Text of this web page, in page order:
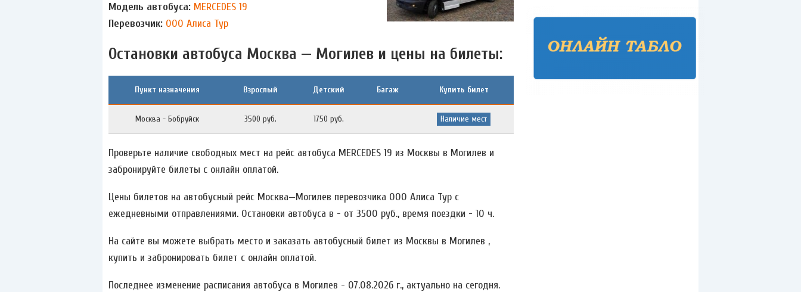
Модель автобуса: MERCEDES 19
Перевозчик: ООО Алиса Тур
Остановки автобуса Москва — Могилев и цены на билеты:
Пункт назначения Взрослый Детский Багаж Купить билет
Москва - Бобруйск 3500 руб. 1750 руб. Наличие мест
Проверьте наличие свободных мест на рейс автобуса MERCEDES 19 из Москвы в Могилев и
забронируйте билеты с онлайн оплатой.
Цены билетов на автобусный рейс Москва—Могилев перевозчика ООО Алиса Тур c
ежедневными отправлениями. Остановки автобуса в - от 3500 руб., время поездки - 10 ч.
На сайте вы можете выбрать место и заказать автобусный билет из Москвы в Могилев ,
купить и забронировать билет с онлайн оплатой.
Последнее изменение расписания автобуса в Могилев - 07.08.2026 г., актуально на сегодня.